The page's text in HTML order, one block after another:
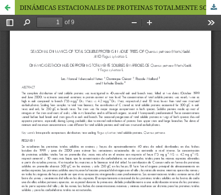
DINÁMICAS ESTACIONALES DE PROTEINAS TOTALMENTE SOLUBLES EN ÁRBOLES DE Quercus petraea (Matts.) Liebl. Y Fagus sylvatica L.